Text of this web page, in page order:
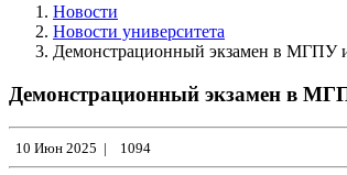
Новости
Новости университета
Демонстрационный экзамен в МГПУ
Демонстрационный экзамен в
10 Июн 2025 | 1094